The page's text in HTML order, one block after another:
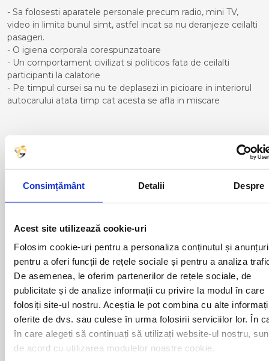
Consimțământ Detalii Despre
Acest site utilizează cookie-uri
Folosim cookie-uri pentru a personaliza conținutul și
pentru a oferi funcții de rețele sociale și pentru a analiza
De asemenea, le oferim partenerilor de rețele sociale, de
publicitate și de analize informații cu privire la modul în care
folosiți site-ul nostru. Aceștia le pot combina cu alte
oferite de dvs. sau culese în urma folosirii serviciilor lor. În
în care alegeți să continuați să utilizați website-ul nostru,
de acord cu utilizarea modulelor noastre cookie.
- Sa folosesti aparatele personale precum radio, mini TV,
video in limita bunul simt, astfel incat sa nu deranjeze ceilalti
pasageri.
- O igiena corporala corespunzatoare
- Un comportament civilizat si politicos fata de ceilalti
participanti la calatorie
- Pe timpul cursei sa nu te deplasezi in picioare in interiorul
autocarului atata timp cat acesta se afla in miscare
Curse din Romania catre Bilbao:
ADJUD
AIUD
ALESD
ALEXANDRIA
ARAD
BACAU
BAIA MARE
BAILE HERCULANE
BAILESTI
BALS-IS
BALS-OT
BARCA
BARLAD
MAGLAVIT
MEDGIDIA
MIZIL
MOINESTI
MOTCA
NUSFALAU
OLTENITA
ONESTI
ORADEA
ORSOVA
PASCANI
PERICEI
PERISOR